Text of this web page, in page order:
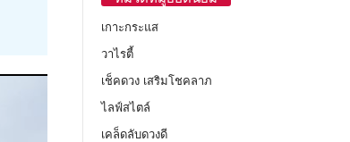
เกาะกระแส
วาไรตี้
เช็คดวง เสริมโชคลาภ
ไลฟ์สไตล์
เคล็ดลับดวงดี